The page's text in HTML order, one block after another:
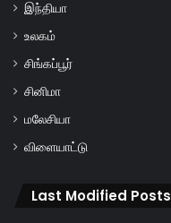
இந்தியா
உலகம்
சிங்கப்பூர்
சினிமா
மலேசியா
விளையாட்டு
Last Modified Posts